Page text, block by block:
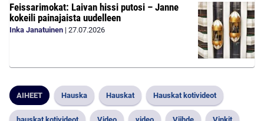
Feissarimokat: Laivan hissi putosi – Janne
kokeili painajaista uudelleen
Inka Janatuinen | 27.07.2026
AIHEET Hauska Hauskat Hauskat kotivideot